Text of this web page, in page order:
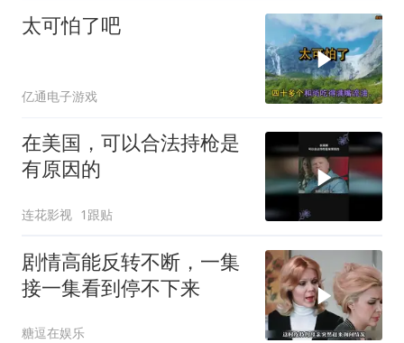
太可怕了吧
亿通电子游戏
在美国，可以合法持枪是
有原因的
连花影视 1跟贴
剧情高能反转不断，一集
接一集看到停不下来
糖逗在娱乐